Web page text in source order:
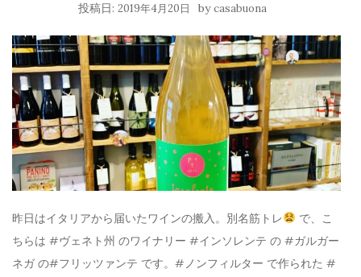
投稿日: 2019年4月20日 bycasabuona
昨日はイタリアから届いたワインの搬入。別名筋トレ
で、こ
ちらは #ヴェネト州 のワイナリー #インソレンテ の #ガルガー
ネガ の#フリッツァンテ です。#ノンフィルター で作られた #